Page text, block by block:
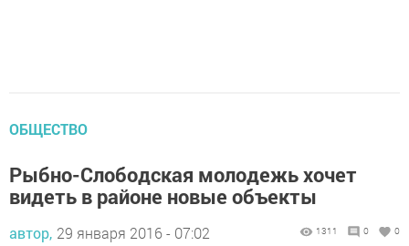
ОБЩЕСТВО
Рыбно-Слободская молодежь хочет
видеть в районе новые объекты
автор, 29 января 2016 - 07:02 1311 0 0